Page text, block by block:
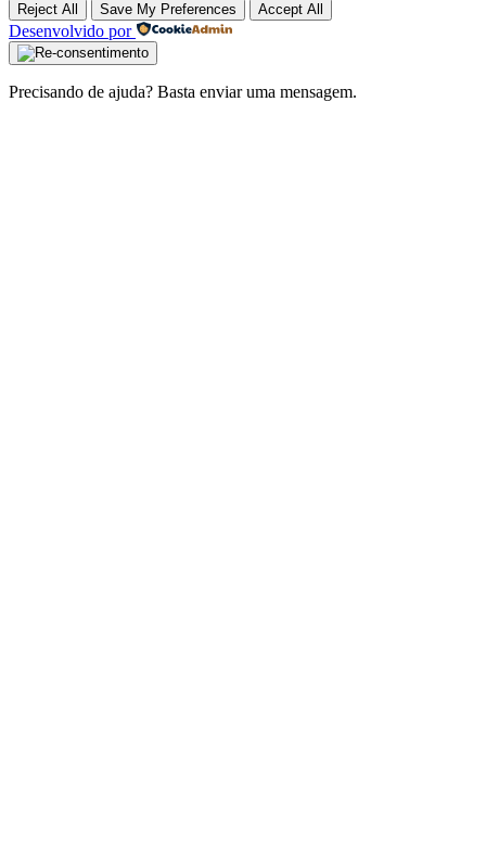
Reject All Save My Preferences Accept All
Desenvolvido por
Precisando de ajuda? Basta enviar uma mensagem.